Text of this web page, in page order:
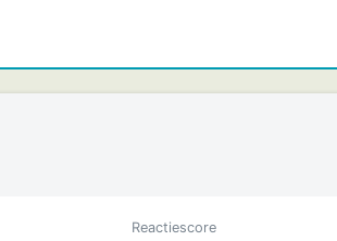
Reactiescore